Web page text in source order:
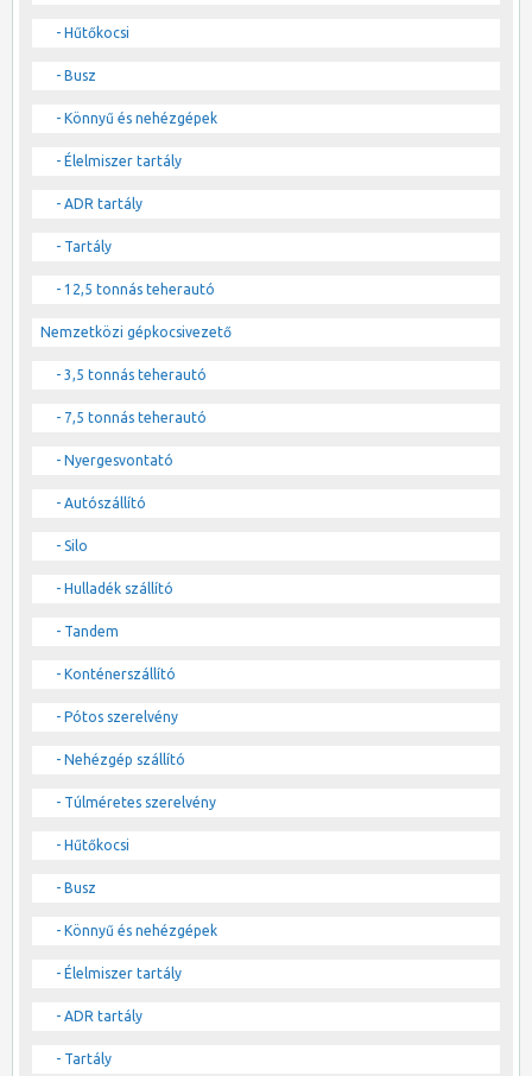
- Hűtőkocsi
- Busz
- Könnyű és nehézgépek
- Élelmiszer tartály
- ADR tartály
- Tartály
- 12,5 tonnás teherautó
Nemzetközi gépkocsivezető
- 3,5 tonnás teherautó
- 7,5 tonnás teherautó
- Nyergesvontató
- Autószállító
- Silo
- Hulladék szállító
- Tandem
- Konténerszállító
- Pótos szerelvény
- Nehézgép szállító
- Túlméretes szerelvény
- Hűtőkocsi
- Busz
- Könnyű és nehézgépek
- Élelmiszer tartály
- ADR tartály
- Tartály